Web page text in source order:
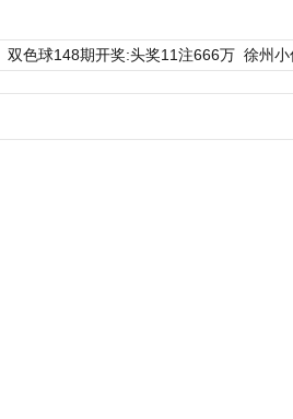
双色球148期开奖:头奖11注666万 徐州